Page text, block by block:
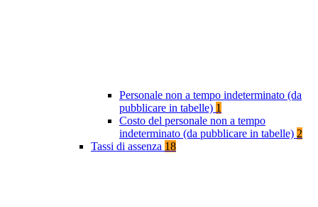
Personale non a tempo indeterminato (da
pubblicare in tabelle) 1
Costo del personale non a tempo
indeterminato (da pubblicare in tabelle) 2
Tassi di assenza 18